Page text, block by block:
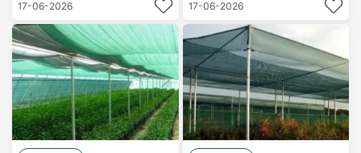
17-06-2026
17-06-2026